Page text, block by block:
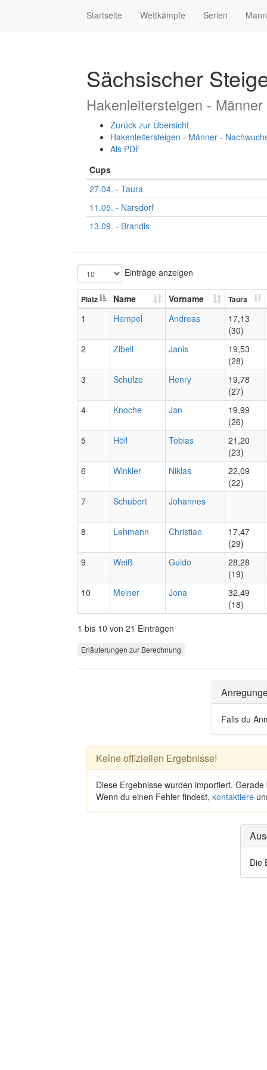
Startseite Wettkämpfe Serien
Sächsischer
Hakenleitersteigen - Männer
Zurück zur Übersicht
Hakenleitersteigen - Männer -
Als PDF
Cups
27.04. - Taura
11.05. - Narsdorf
13.09. - Brandis
Einträge anzeigen
Platz Name Vorname Taura
1 Hempel Andreas
17,13
(30)
2
Zibell Janis
19,53
(28)
3
Schulze Henry
19,78
(27)
4
Knoche Jan
19,99
(26)
5
Höll Tobias
21,20
(23)
6
Winkler Niklas
22,09
(22)
7
Schubert Johannes
8 Lehmann Christian
17,47
(29)
9
Weiß Guido
28,28
(19)
10
Meiner Jona
32,49
(18)
1 bis 10 von 21 Einträgen
Erläuterungen zur Berechnung
Falls du
Keine offiziellen Ergebnisse!
Diese Ergebnisse wurden importiert.
Wenn du einen Fehler findest, kontaktiere
Die